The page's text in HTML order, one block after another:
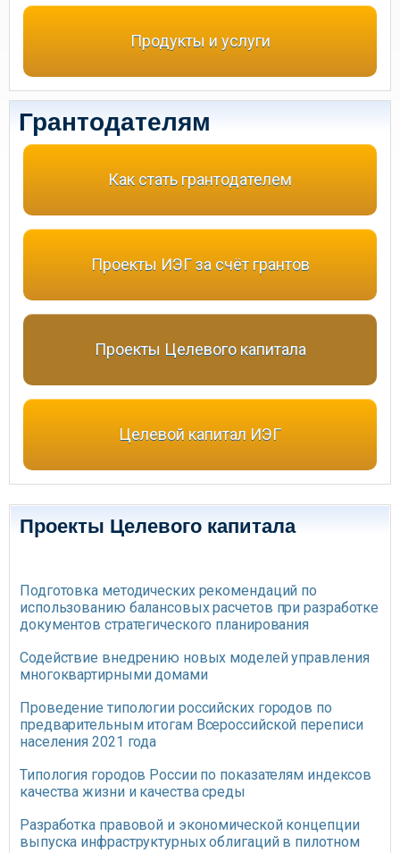
Продукты и услуги
Грантодателям
Как стать грантодателем
Проекты ИЭГ за счёт грантов
Проекты Целевого капитала
Целевой капитал ИЭГ
Проекты Целевого капитала
Подготовка методических рекомендаций по
использованию балансовых расчетов при разработке
документов стратегического планирования
Содействие внедрению новых моделей управления
многоквартирными домами
Проведение типологии российских городов по
предварительным итогам Всероссийской переписи
населения 2021 года
Типология городов России по показателям индексов
качества жизни и качества среды
Разработка правовой и экономической концепции
выпуска инфраструктурных облигаций в пилотном